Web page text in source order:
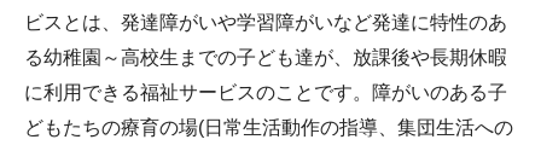
ビスとは、発達障がいや学習障がいなど発達に特性のあ
る幼稚園～高校生までの子ども達が、放課後や長期休暇
に利用できる福祉サービスのことです。障がいのある子
どもたちの療育の場(日常生活動作の指導、集団生活への